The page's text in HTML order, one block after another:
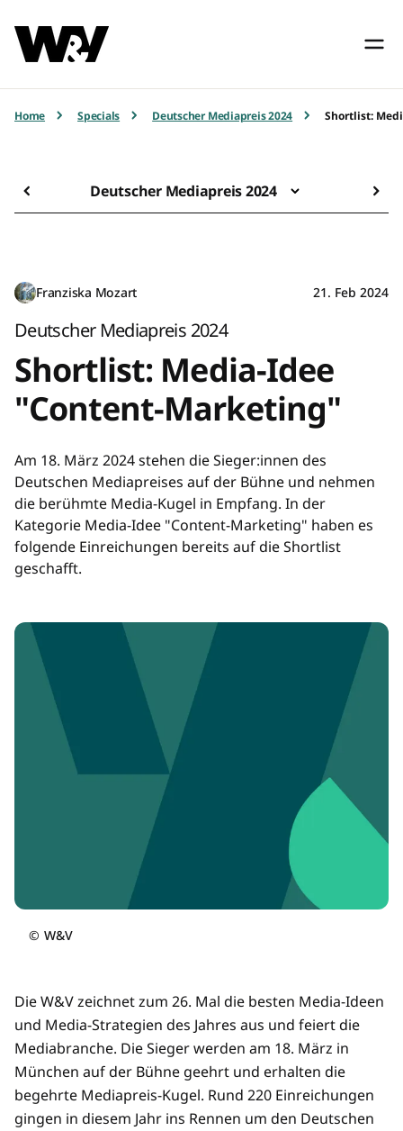
Home Specials Deutscher Mediapreis 2024 Shortlist:
Deutscher Mediapreis 2024
Franziska Mozart 21. Feb 2024
Deutscher Mediapreis 2024
Shortlist: Media-Idee
"Content-Marketing"
Am 18. März 2024 stehen die Sieger:innen des
Deutschen Mediapreises auf der Bühne und nehmen
die berühmte Media-Kugel in Empfang. In der
Kategorie Media-Idee "Content-Marketing" haben es
folgende Einreichungen bereits auf die Shortlist
geschafft.
© W&V
Die W&V zeichnet zum 26. Mal die besten Media-Ideen
und Media-Strategien des Jahres aus und feiert die
Mediabranche. Die Sieger werden am 18. März in
München auf der Bühne geehrt und erhalten die
begehrte Mediapreis-Kugel. Rund 220 Einreichungen
gingen in diesem Jahr ins Rennen um den Deutschen